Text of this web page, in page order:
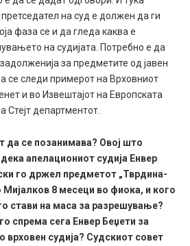
на суд е должен да ги
фаза се и да гледа каква е
на судијата. Потребно е да
за предметите од јавен
се следи примерот на Врховниот
и во Извештајот на Европската
Стејт департментот.
да се позанимава? Овој што
апелациониот судија Енвер
го држел предметот „Тврдина-
Мијалков 8 месеци во фиока, и кого
стави на маса за разрешување?
спрема сега Енвер Беџети за
врховен судија? Судскиот совет